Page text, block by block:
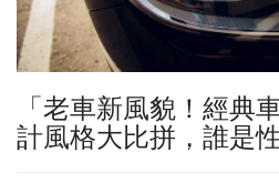
「老車新風貌！經典
計風格大比拼，誰是